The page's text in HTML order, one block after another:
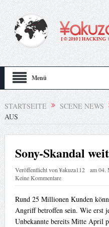
Menü
STARTSEITE SCENE NEWS
AUS
Sony-Skandal
Veröffentlicht von¥akuza112 am04.
Keine Kommentare
Rund 25 Millionen Kunden
Angriff betroffen sein. Wie erst
Unbekannte bereits Mitte April